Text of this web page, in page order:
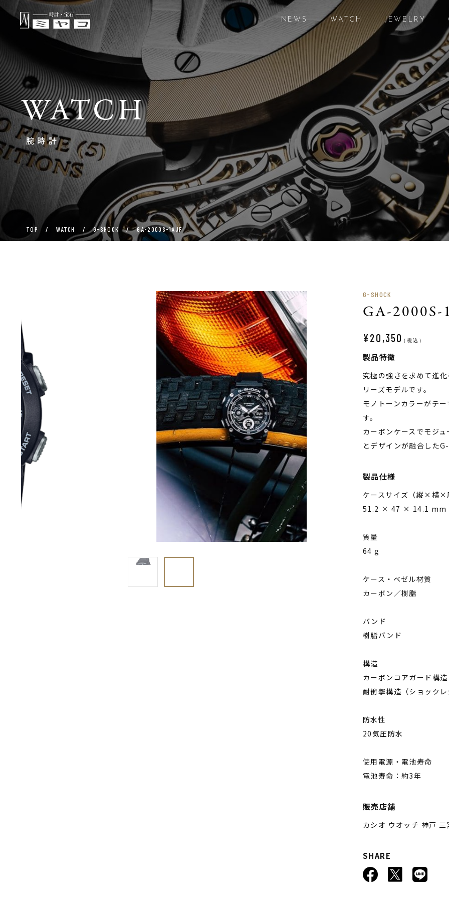
WATCH
腕時計
TOP / WATCH / G-SHOCK / GA-2000S-1AJF
NEWS
ニュース
WATCH
腕時計
JEWELRY
ジュエリー
G-SHOCK
GA-2000S-
¥20,350（税込）
製品特徴
究極の強さを求めて進
リーズモデルです。
モノトーンカラーがテ
す。
カーボンケースでモジ
とデザインが融合した
製品仕様
ケースサイズ（縦×横×
51.2 × 47 × 14.1 mm
質量
64 g
ケース・ベゼル材質
カーボン／樹脂
バンド
樹脂バンド
構造
カーボンコアガード構造
耐衝撃構造（ショック
防水性
20気圧防水
使用電源・電池寿命
電池寿命：約3年
販売店舗
カシオ ウオッチ 神戸 三
SHARE